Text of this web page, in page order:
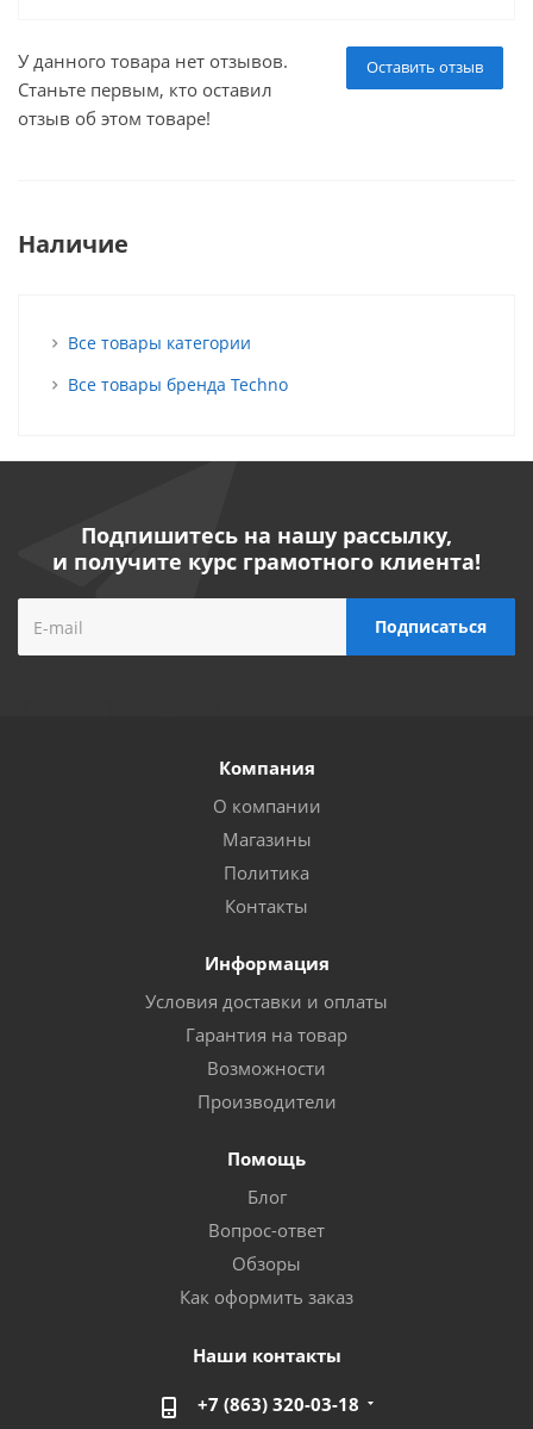
Оставить отзыв
У данного товара нет отзывов.
Станьте первым, кто оставил
отзыв об этом товаре!
Наличие
Все товары категории
Все товары бренда Techno
Подпишитесь на нашу рассылку,
и получите курс грамотного клиента!
Компания
О компании
Магазины
Политика
Контакты
Информация
Условия доставки и оплаты
Гарантия на товар
Возможности
Производители
Помощь
Блог
Вопрос-ответ
Обзоры
Как оформить заказ
Наши контакты
+7 (863) 320-03-18